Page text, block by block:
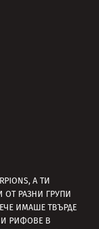
А ТИ
РАЗНИ ГРУПИ
ИМАШЕ ТВЪРДЕ
РИФОВЕ В